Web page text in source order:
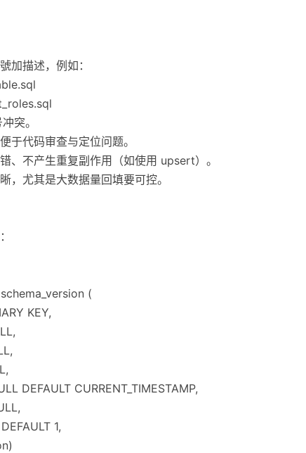
加描述，例如：
突。
于代码审查与定位问题。
、不产生重复副作用（如使用 upsert）。
，尤其是大数据量回填要可控。
(
KEY,
DEFAULT CURRENT_TIMESTAMP,
1,